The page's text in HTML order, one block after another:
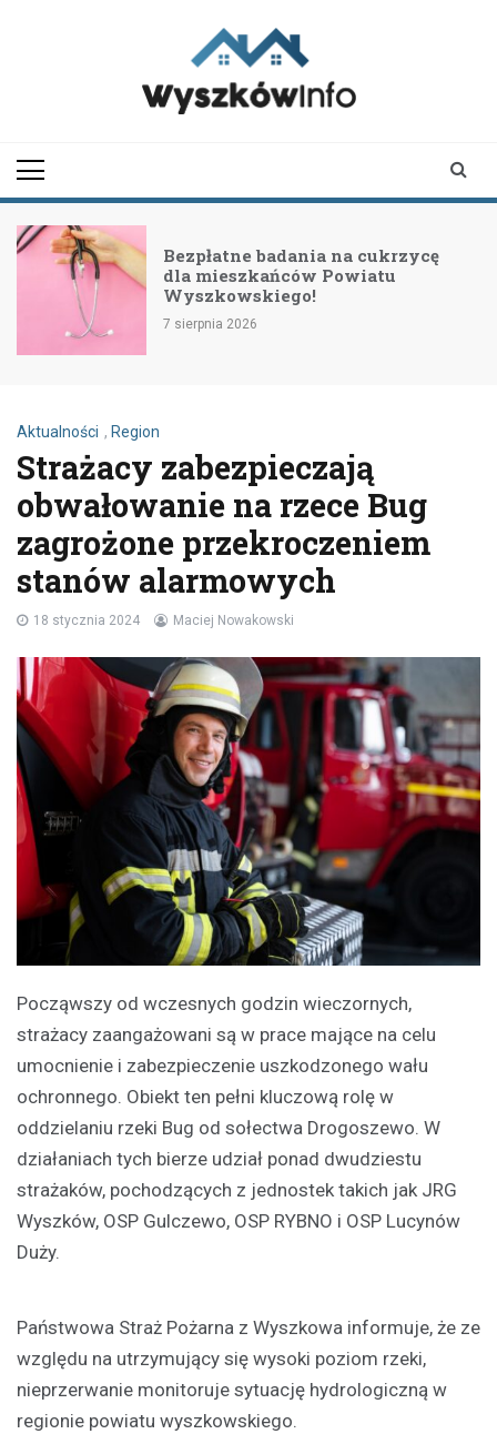
Bezpłatne badania na cukrzycę
dla mieszkańców Powiatu
Wyszkowskiego!
7 sierpnia 2026
Aktualności , Region
Strażacy zabezpieczają
obwałowanie na rzece Bug
zagrożone przekroczeniem
stanów alarmowych
18 stycznia 2024 Maciej Nowakowski
Począwszy od wczesnych godzin wieczornych,
strażacy zaangażowani są w prace mające na celu
umocnienie i zabezpieczenie uszkodzonego wału
ochronnego. Obiekt ten pełni kluczową rolę w
oddzielaniu rzeki Bug od sołectwa Drogoszewo. W
działaniach tych bierze udział ponad dwudziestu
strażaków, pochodzących z jednostek takich jak JRG
Wyszków, OSP Gulczewo, OSP RYBNO i OSP Lucynów
Duży.
Państwowa Straż Pożarna z Wyszkowa informuje, że ze
względu na utrzymujący się wysoki poziom rzeki,
nieprzerwanie monitoruje sytuację hydrologiczną w
regionie powiatu wyszkowskiego.